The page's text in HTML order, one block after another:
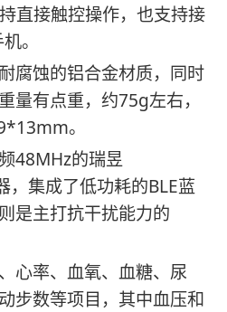
直接触控操作，也支持接
。
腐蚀的铝合金材质，同时
量有点重，约75g左右，
。
48MHz的瑞昱
，集成了低功耗的BLE蓝
是主打抗干扰能力的
心率、血氧、血糖、尿
步数等项目，其中血压和